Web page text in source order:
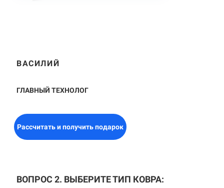
ВАСИЛИЙ
ГЛАВНЫЙ ТЕХНОЛОГ
Рассчитать и получить подарок
ВОПРОС 2. ВЫБЕРИТЕ ТИП КОВРА: